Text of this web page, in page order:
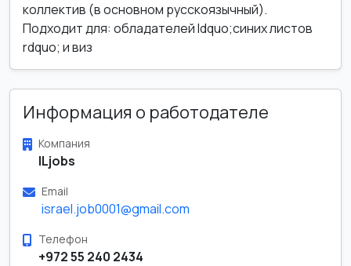
коллектив (в основном русскоязычный).
Подходит для: обладателей ldquo;синих листов
rdquo; и виз
Информация о работодателе
Компания
ILjobs
Email
israel.job0001@gmail.com
Телефон
+972 55 240 2434